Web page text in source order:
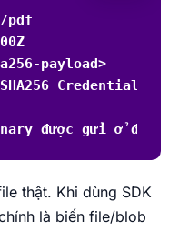
pdf
payload>
SHA256
được gửi ở đây
thật. Khi dùng SDK
là biến file/blob